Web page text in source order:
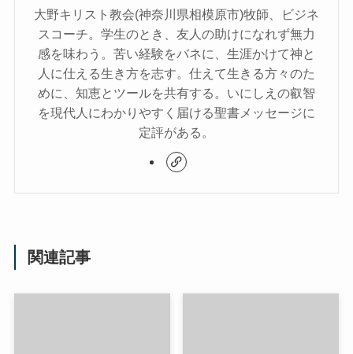
大野キリスト教会(神奈川県相模原市)牧師、ビジネ
スコーチ。学生のとき、友人の助けになれず無力
感を味わう。苦い経験をバネに、生涯かけて神と
人に仕える生き方を志す。仕えて生きる方々のた
めに、知恵とツールを共有する。いにしえの叡智
を現代人にわかりやすく届ける聖書メッセージに
定評がある。
関連記事